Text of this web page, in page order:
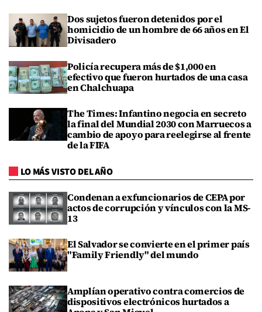
Dos sujetos fueron detenidos por el
homicidio de un hombre de 66 años en El
Divisadero
Policía recupera más de $1,000 en
efectivo que fueron hurtados de una casa
en Chalchuapa
The Times: Infantino negocia en secreto
la final del Mundial 2030 con Marruecos a
cambio de apoyo para reelegirse al frente
de la FIFA
LO MÁS VISTO DEL AÑO
Condenan a exfuncionarios de CEPA por
actos de corrupción y vínculos con la MS-
13
El Salvador se convierte en el primer país
"Family Friendly" del mundo
Amplían operativo contra comercios de
dispositivos electrónicos hurtados a